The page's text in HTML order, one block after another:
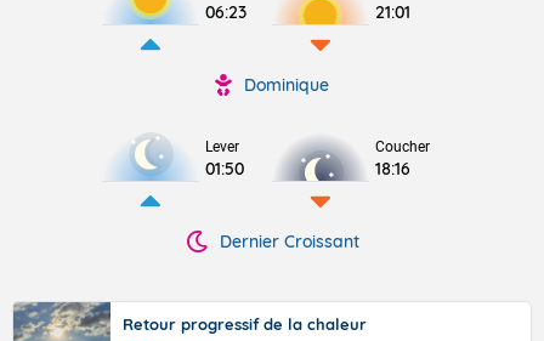
06:23 21:01
Dominique
Lever
01:50
Coucher
18:16
Dernier Croissant
Retour progressif de la chaleur